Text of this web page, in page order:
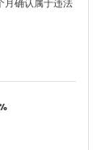
月确认属于违法